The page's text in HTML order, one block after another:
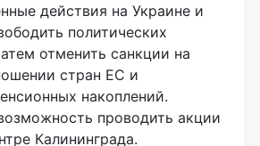
действия на Украине и
политических
отменить санкции на
стран ЕС и
накоплений.
проводить акции
Калининграда.